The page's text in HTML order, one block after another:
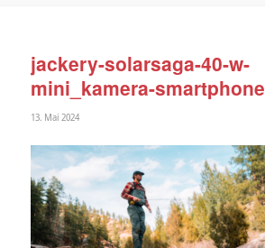
jackery-solarsaga-40-w-
mini_kamera-smartphone
13. Mai 2024